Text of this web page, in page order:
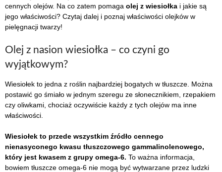
cennych olejów. Na co zatem pomaga olej z wiesiołka i jakie są
jego właściwości? Czytaj dalej i poznaj właściwości olejków w
pielęgnacji twarzy!
Olej z nasion wiesiołka – co czyni go
wyjątkowym?
Wiesiołek to jedna z roślin najbardziej bogatych w tłuszcze. Można
postawić go śmiało w jednym szeregu ze słonecznikiem, rzepakiem
czy oliwkami, chociaż oczywiście każdy z tych olejów ma inne
właściwości.
Wiesiołek to przede wszystkim źródło cennego
nienasyconego kwasu tłuszczowego gammalinolenowego,
który jest kwasem z grupy omega-6. To ważna informacja,
bowiem tłuszcze omega-6 nie mogą być wytwarzane przez ludzki